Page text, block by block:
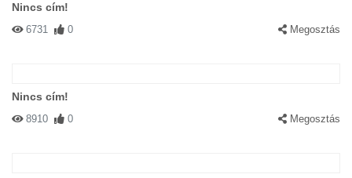
Nincs cím!
6731 0 Megosztás
Nincs cím!
8910 0 Megosztás